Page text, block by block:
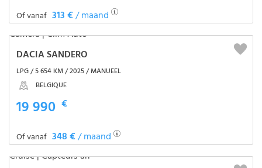
Of vanaf 313 €/ maand
DACIA SANDERO
LPG / 5 654 KM / 2025 / MANUEEL
BELGIQUE
19 990 €
Of vanaf 348 €/ maand